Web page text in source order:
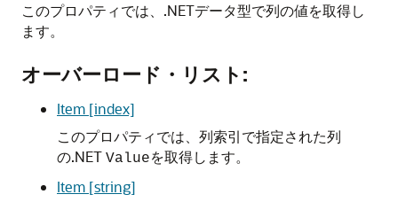
このプロパティでは、.NETデータ型で列の値を取得し
ます。
オーバーロード・リスト:
Item [index]
このプロパティでは、列索引で指定された列
の.NET Valueを取得します。
Item [string]